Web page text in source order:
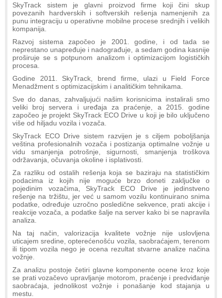
SkyTrack sistem je glavni proizvod firme koji čini skup
povezanih hardverskih i softverskih rešenja namenjenih za
punu integraciju u operativne mobilne procese srednjih i velikih
kompanija.
Razvoj sistema započeo je 2001. godine, i od tada se
neprestano unapređuje i nadograđuje, a sedam godina kasnije
proširuje se s potpunom analizom i optimizacijom logističkih
procesa.
Godine 2011. SkyTrack, brend firme, ulazi u Field Force
Menadžment s optimizacijskim i analitičkim tehnikama.
Sve do danas, zahvaljujući našim korisnicima instalirali smo
veliki broj servera i uređaja za praćenje, a 2015. godine
započeo je projekt SkyTrack ECO Drive u koji je bilo uključeno
više od hiljadu vozila i vozača.
SkyTrack ECO Drive sistem razvijen je s ciljem poboljšanja
veština profesionalnih vozača i postizanja optimalne vožnje u
vidu smanjenja potrošnje, sigurnosti, smanjenja troškova
održavanja, očuvanja okoline i isplativosti.
Za razliku od ostalih rešenja koja se baziraju na statističkim
podacima iz kojih nije moguće brzo doneti zaključke o
pojedinim vozačima, SkyTrack ECO Drive je jedinstveno
rešenje na tržištu, jer već u samom vozilu kontinuirano snima
podatke, određuje uzročno posledične sekvence, prati akcije i
reakcije vozača, a podatke šalje na server kako bi se napravila
analiza.
Na taj način, valorizacija kvalitete vožnje nije uslovljena
uticajem sredine, opterećenošću vozila, saobraćajem, terenom
ili tipom vozila nego je ocena rezultat stvarne analize načina
vožnje.
Za analizu postoje četiri glavne komponente ocene kroz koje
se prati vozačevo upravljanje motorom, praćenje i predviđanje
saobraćaja, jednolikost vožnje i ponašanje kod stajanja u
mestu.